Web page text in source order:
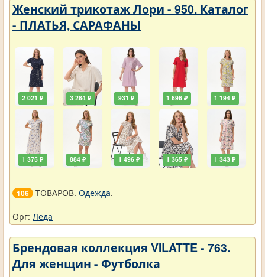
Женский трикотаж Лори - 950. Каталог
- ПЛАТЬЯ, САРАФАНЫ
2 021 ₽
1 375 ₽
3 284 ₽
884 ₽
931 ₽
1 496 ₽
1 696 ₽
1 365 ₽
1 194 ₽
1 343 ₽
106 ТОВАРОВ. Одежда.
Орг: Леда
Брендовая коллекция VILATTE - 763.
Для женщин - Футболка